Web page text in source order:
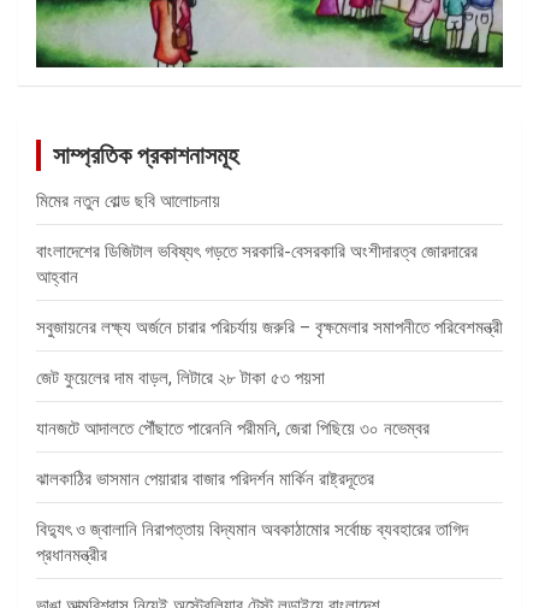
সাম্প্রতিক প্রকাশনাসমূহ
মিমের নতুন বোল্ড ছবি আলোচনায়
বাংলাদেশের ডিজিটাল ভবিষ্যৎ গড়তে সরকারি-বেসরকারি অংশীদারত্ব জোরদারের
আহ্বান
সবুজায়নের লক্ষ্য অর্জনে চারার পরিচর্যায় জরুরি – বৃক্ষমেলার সমাপনীতে পরিবেশমন্ত্রী
জেট ফুয়েলের দাম বাড়ল, লিটারে ২৮ টাকা ৫৩ পয়সা
যানজটে আদালতে পৌঁছাতে পারেননি পরীমনি, জেরা পিছিয়ে ৩০ নভেম্বর
ঝালকাঠির ভাসমান পেয়ারার বাজার পরিদর্শন মার্কিন রাষ্ট্রদূতের
বিদ্যুৎ ও জ্বালানি নিরাপত্তায় বিদ্যমান অবকাঠামোর সর্বোচ্চ ব্যবহারের তাগিদ
প্রধানমন্ত্রীর